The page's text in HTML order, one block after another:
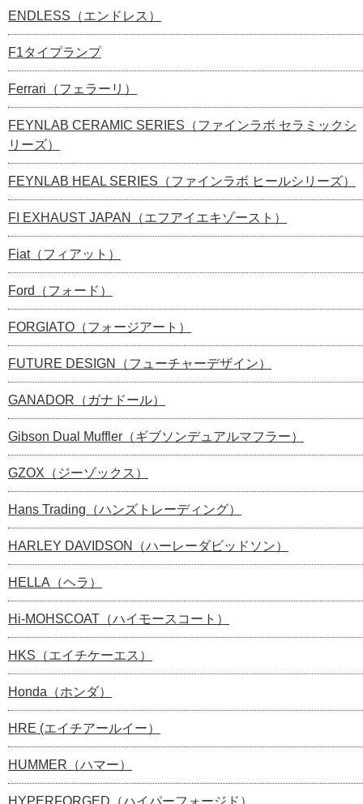
ENDLESS（エンドレス）
F1タイプランプ
Ferrari（フェラーリ）
FEYNLAB CERAMIC SERIES（ファインラボ セラミックシ
リーズ）
FEYNLAB HEAL SERIES（ファインラボ ヒールシリーズ）
FI EXHAUST JAPAN（エフアイエキゾースト）
Fiat（フィアット）
Ford（フォード）
FORGIATO（フォージアート）
FUTURE DESIGN（フューチャーデザイン）
GANADOR（ガナドール）
Gibson Dual Muffler（ギブソンデュアルマフラー）
GZOX（ジーゾックス）
Hans Trading（ハンズトレーディング）
HARLEY DAVIDSON（ハーレーダビッドソン）
HELLA（ヘラ）
Hi-MOHSCOAT（ハイモースコート）
HKS（エイチケーエス）
Honda（ホンダ）
HRE (エイチアールイー）
HUMMER（ハマー）